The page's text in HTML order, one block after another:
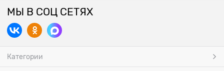
МЫ В СОЦ СЕТЯХ
Категории